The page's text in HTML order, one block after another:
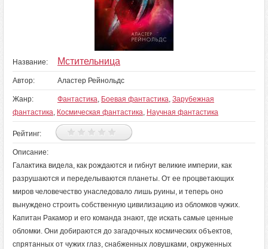
Название: Мстительница
Автор: Аластер Рейнольдс
Жанр: Фантастика, Боевая фантастика, Зарубежная
фантастика, Космическая фантастика, Научная фантастика
Рейтинг:
Описание:
Галактика видела, как рождаются и гибнут великие империи, как
разрушаются и переделываются планеты. От ее процветающих
миров человечество унаследовало лишь руины, и теперь оно
вынуждено строить собственную цивилизацию из обломков чужих.
Капитан Ракамор и его команда знают, где искать самые ценные
обломки. Они добираются до загадочных космических объектов,
спрятанных от чужих глаз, снабженных ловушками, окруженных